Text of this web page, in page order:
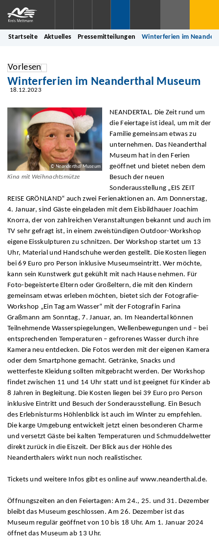
Startseite Aktuelles Pressemitteilungen Winterferien im
Vorlesen
Winterferien im Neanderthal Museum
18.12.2023
© Neanderthal Museum
Kina mit Weihnachtsmütze
NEANDERTAL. Die Zeit rund um
die Feiertage ist ideal, um mit der
Familie gemeinsam etwas zu
unternehmen. Das Neanderthal
Museum hat in den Ferien
geöffnet und bietet neben dem
Besuch der neuen
Sonderausstellung „EIS ZEIT
REISE GRÖNLAND“ auch zwei Ferienaktionen an. Am Donnerstag,
4. Januar, sind Gäste eingeladen mit dem Eisbildhauer Joachim
Knorra, der von zahlreichen Veranstaltungen bekannt und auch im
TV sehr gefragt ist, in einem zweistündigen Outdoor-Workshop
eigene Eisskulpturen zu schnitzen. Der Workshop startet um 13
Uhr, Material und Handschuhe werden gestellt. Die Kosten liegen
bei 69 Euro pro Person inklusive Museumseintritt. Wer möchte,
kann sein Kunstwerk gut gekühlt mit nach Hause nehmen. Für
Foto-begeisterte Eltern oder Großeltern, die mit den Kindern
gemeinsam etwas erleben möchten, bietet sich der Fotografie-
Workshop „Ein Tag am Wasser“ mit der Fotografin Farina
Graßmann am Sonntag, 7. Januar, an. Im Neandertal können
Teilnehmende Wasserspiegelungen, Wellenbewegungen und – bei
entsprechenden Temperaturen – gefrorenes Wasser durch ihre
Kamera neu entdecken. Die Fotos werden mit der eigenen Kamera
oder dem Smartphone gemacht. Getränke, Snacks und
wetterfeste Kleidung sollten mitgebracht werden. Der Workshop
findet zwischen 11 und 14 Uhr statt und ist geeignet für Kinder ab
8 Jahren in Begleitung. Die Kosten liegen bei 39 Euro pro Person
inklusive Eintritt und Besuch der Sonderausstellung. Ein Besuch
des Erlebnisturms Höhlenblick ist auch im Winter zu empfehlen.
Die karge Umgebung entwickelt jetzt einen besonderen Charme
und versetzt Gäste bei kalten Temperaturen und Schmuddelwetter
direkt zurück in die Eiszeit. Der Blick aus der Höhle des
Neanderthalers wirkt nun noch realistischer.
Tickets und weitere Infos gibt es online auf www.neanderthal.de.
Öffnungszeiten an den Feiertagen: Am 24., 25. und 31. Dezember
bleibt das Museum geschlossen. Am 26. Dezember ist das
Museum regulär geöffnet von 10 bis 18 Uhr. Am 1. Januar 2024
öffnet das Museum ab 13 Uhr.